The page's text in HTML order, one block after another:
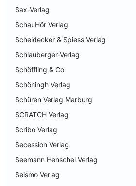
Sax-Verlag
SchauHör Verlag
Scheidecker & Spiess Verlag
Schlauberger-Verlag
Schöffling & Co
Schöningh Verlag
Schüren Verlag Marburg
SCRATCH Verlag
Scribo Verlag
Secession Verlag
Seemann Henschel Verlag
Seismo Verlag